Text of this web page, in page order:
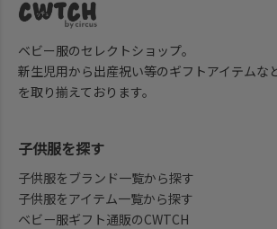
ベビー服のセレクトショップ。
新生児用から出産祝い等のギフトアイテムな
を取り揃えております。
子供服を探す
子供服をブランド一覧から探す
子供服をアイテム一覧から探す
ベビー服ギフト通販のCWTCH